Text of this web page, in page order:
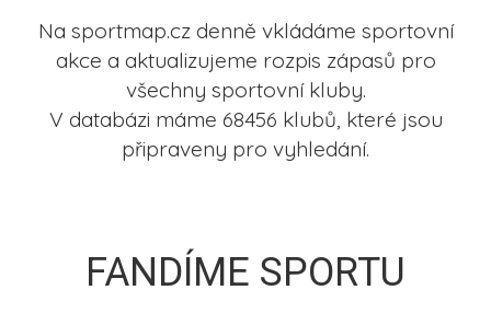
Na sportmap.cz denně vkládáme sportovní
akce a aktualizujeme rozpis zápasů pro
všechny sportovní kluby.
V databázi máme 68456 klubů, které jsou
připraveny pro vyhledání.
FANDÍME SPORTU